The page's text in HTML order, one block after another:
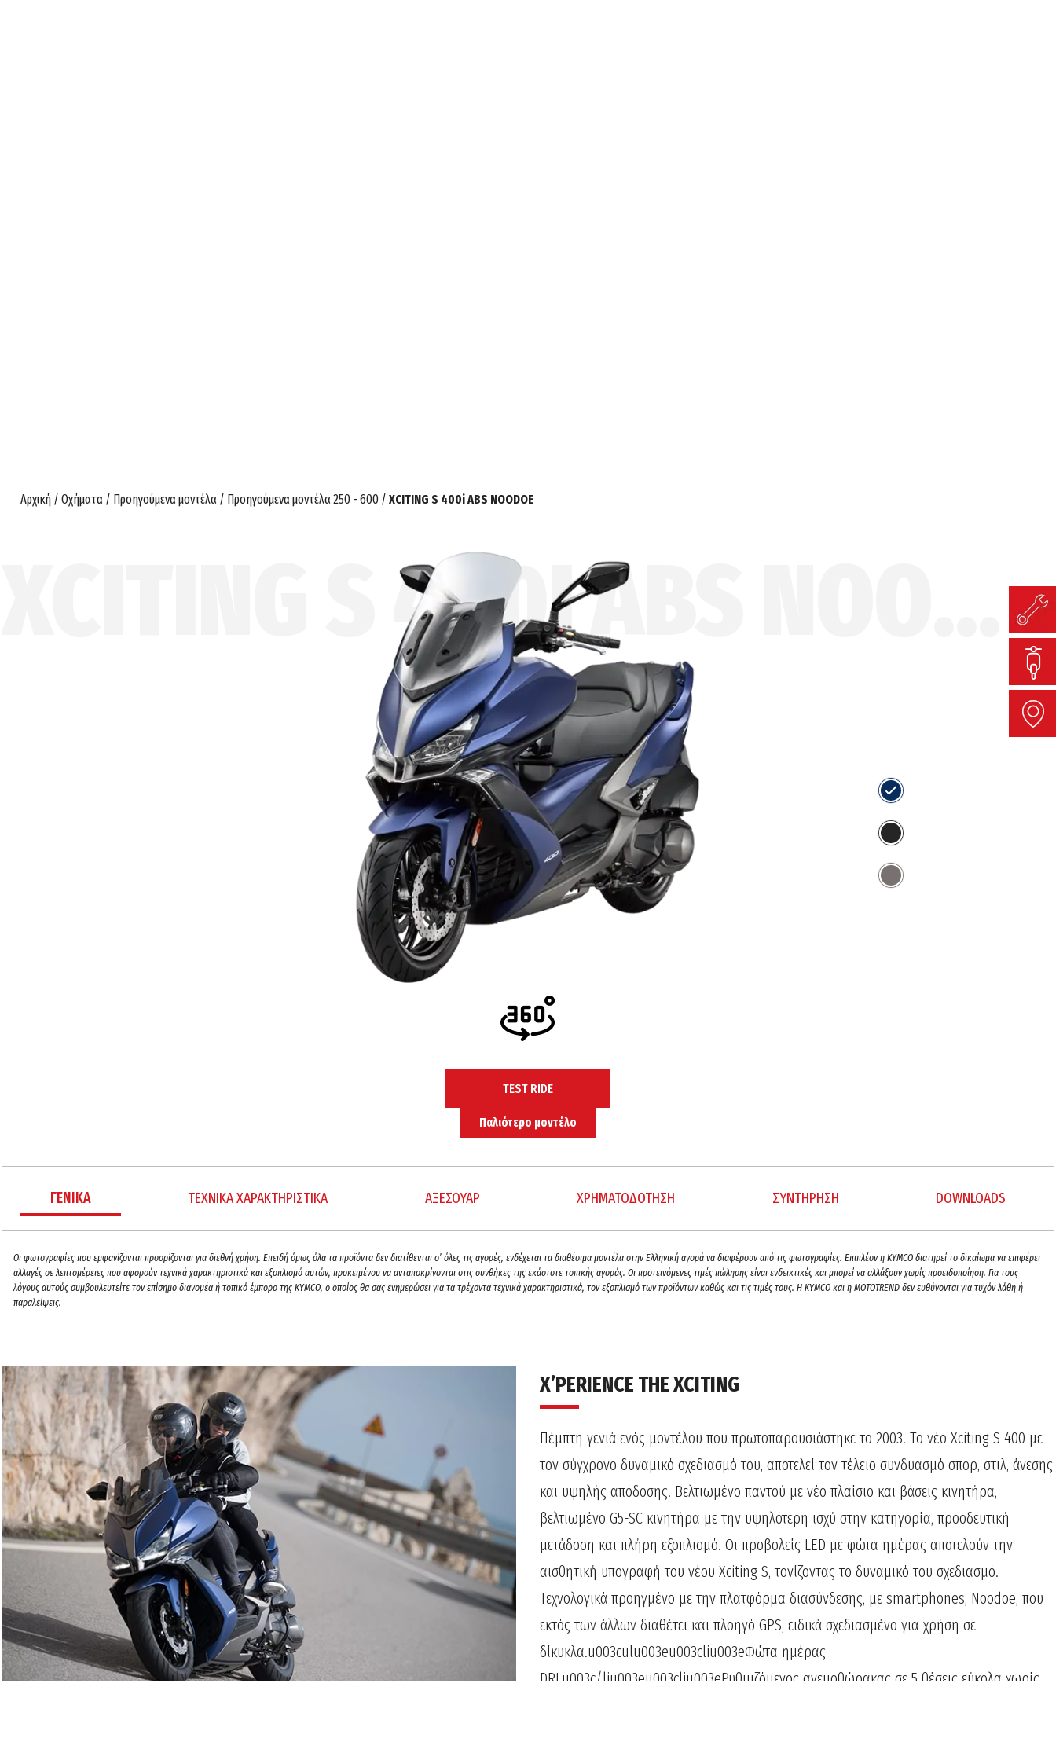
Αρχική / Οχήματα / Προηγούμενα μοντέλα / Προηγούμενα μοντέλα 250 - 600 / XCITING S 400i ABS NOODOE
TEST RIDE
Παλιότερο μοντέλο
ΓΕΝΙΚΑ ΤΕΧΝΙΚΑ ΧΑΡΑΚΤΗΡΙΣΤΙΚΑ ΑΞΕΣΟΥΑΡ ΧΡΗΜΑΤΟΔΟΤΗΣΗ ΣΥΝΤΗΡΗΣΗ DOWNLOADS
Oι φωτογραφίες που εμφανίζονται προορίζονται για διεθνή χρήση. Επειδή όμως όλα τα προϊόντα δεν διατίθενται σ’ όλες τις αγορές, ενδέχεται τα διαθέσιμα μοντέλα στην Ελληνική αγορά να διαφέρουν από τις φωτογραφίες. Επιπλέον η KYMCO διατηρεί το δικαίωμα να επιφέρει
αλλαγές σε λεπτομέρειες που αφορούν τεχνικά χαρακτηριστικά και εξοπλισμό αυτών, προκειμένου να ανταποκρίνονται στις συνθήκες της εκάστοτε τοπικής αγοράς. Οι προτεινόμενες τιμές πώλησης είναι ενδεικτικές και μπορεί να αλλάξουν χωρίς προειδοποίηση. Για τους
λόγους αυτούς συμβουλευτείτε τον επίσημο διανομέα ή τοπικό έμπορο της ΚΥΜCO, ο οποίος θα σας ενημερώσει για τα τρέχοντα τεχνικά χαρακτηριστικά, τον εξοπλισμό των προϊόντων καθώς και τις τιμές τους. H KYMCO και η MOTOTREND δεν ευθύνονται για τυχόν λάθη ή
παραλείψεις.
X’PERIENCE THE XCITING
Πέμπτη γενιά ενός μοντέλου που πρωτοπαρουσιάστηκε το 2003. Το νέο Xciting S 400 με
τον σύγχρονο δυναμικό σχεδιασμό του, αποτελεί τον τέλειο συνδυασμό σπορ, στιλ, άνεσης
και υψηλής απόδοσης. Βελτιωμένο παντού με νέο πλαίσιο και βάσεις κινητήρα,
βελτιωμένο G5-SC κινητήρα με την υψηλότερη ισχύ στην κατηγορία, προοδευτική
μετάδοση και πλήρη εξοπλισμό. Οι προβολείς LED με φώτα ημέρας αποτελούν την
αισθητική υπογραφή του νέου Xciting S, τονίζοντας το δυναμικό του σχεδιασμό.
Τεχνολογικά προηγμένο με την πλατφόρμα διασύνδεσης, με smartphones, Noodoe, που
εκτός των άλλων διαθέτει και πλοηγό GPS, ειδικά σχεδιασμένο για χρήση σε
δίκυκλα.u003culu003eu003cliu003eΦώτα ημέρας
DRLu003c/liu003eu003cliu003eΡυθμιζόμενος ανεμοθώρακας σε 5 θέσεις εύκολα χωρίς